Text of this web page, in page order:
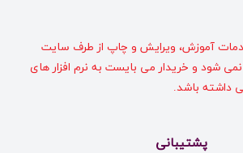
آموزش، ویرایش و چاپ از طرف سایت
شود و خریدار می بایست به نرم افزار های
داشته باشد.
پشتیبانی